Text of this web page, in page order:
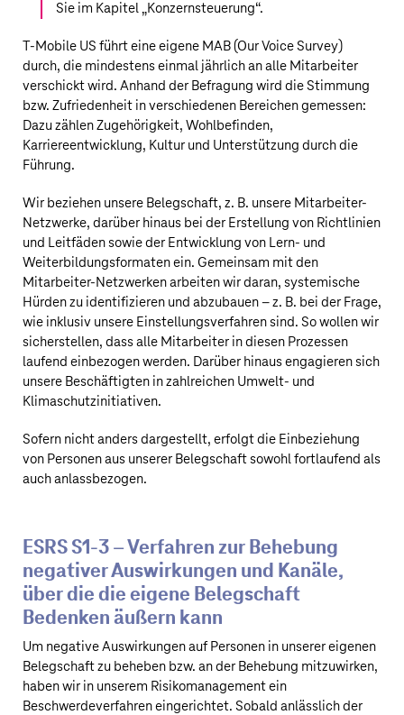
Sie im Kapitel „Konzernsteuerung“.
T‑Mobile US führt eine eigene MAB (Our Voice Survey)
durch, die mindestens einmal jährlich an alle Mitarbeiter
verschickt wird. Anhand der Befragung wird die Stimmung
bzw. Zufriedenheit in verschiedenen Bereichen gemessen:
Dazu zählen Zugehörigkeit, Wohlbefinden,
Karriereentwicklung, Kultur und Unterstützung durch die
Führung.
Wir beziehen unsere Belegschaft, z. B. unsere Mitarbeiter-
Netzwerke, darüber hinaus bei der Erstellung von Richtlinien
und Leitfäden sowie der Entwicklung von Lern- und
Weiterbildungsformaten ein. Gemeinsam mit den
Mitarbeiter-Netzwerken arbeiten wir daran, systemische
Hürden zu identifizieren und abzubauen – z. B. bei der Frage,
wie inklusiv unsere Einstellungsverfahren sind. So wollen wir
sicherstellen, dass alle Mitarbeiter in diesen Prozessen
laufend einbezogen werden. Darüber hinaus engagieren sich
unsere Beschäftigten in zahlreichen Umwelt- und
Klimaschutzinitiativen.
Sofern nicht anders dargestellt, erfolgt die Einbeziehung
von Personen aus unserer Belegschaft sowohl fortlaufend als
auch anlassbezogen.
ESRS S1‑3 – Verfahren zur Behebung
negativer Auswirkungen und Kanäle,
über die die eigene Belegschaft
Bedenken äußern kann
Um negative Auswirkungen auf Personen in unserer eigenen
Belegschaft zu beheben bzw. an der Behebung mitzuwirken,
haben wir in unserem Risikomanagement ein
Beschwerdeverfahren eingerichtet. Sobald anlässlich der